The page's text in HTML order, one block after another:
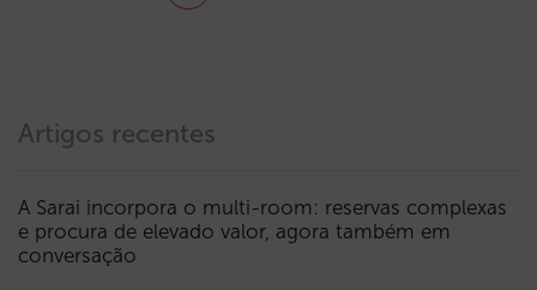
Artigos recentes
A Sarai incorpora o multi-room: reservas complexas
e procura de elevado valor, agora também em
conversação